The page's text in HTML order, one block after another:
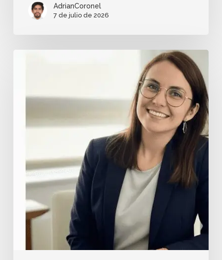
AdrianCoronel
7 de julio de 2026